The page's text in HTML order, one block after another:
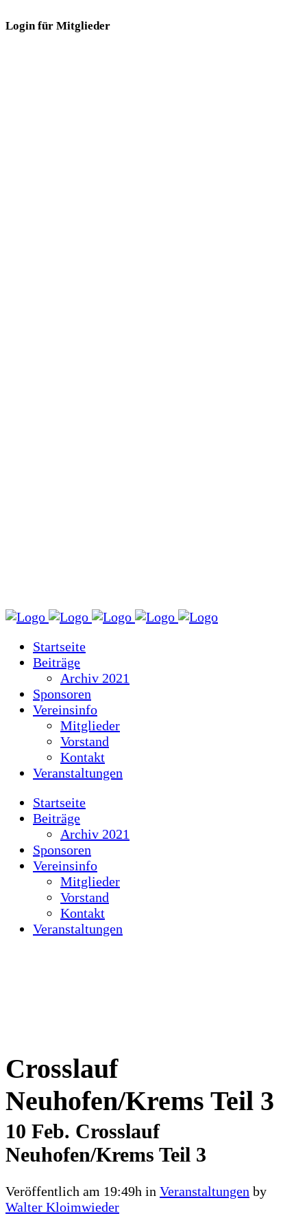
Login für Mitglieder
Startseite
Beiträge
Archiv 2021
Sponsoren
Vereinsinfo
Mitglieder
Vorstand
Kontakt
Veranstaltungen
Startseite
Beiträge
Archiv 2021
Sponsoren
Vereinsinfo
Mitglieder
Vorstand
Kontakt
Veranstaltungen
Crosslauf
Neuhofen/Krems Teil 3
10 Feb. Crosslauf
Neuhofen/Krems Teil 3
Veröffentlich am 19:49h in Veranstaltungen by
Walter Kloimwieder